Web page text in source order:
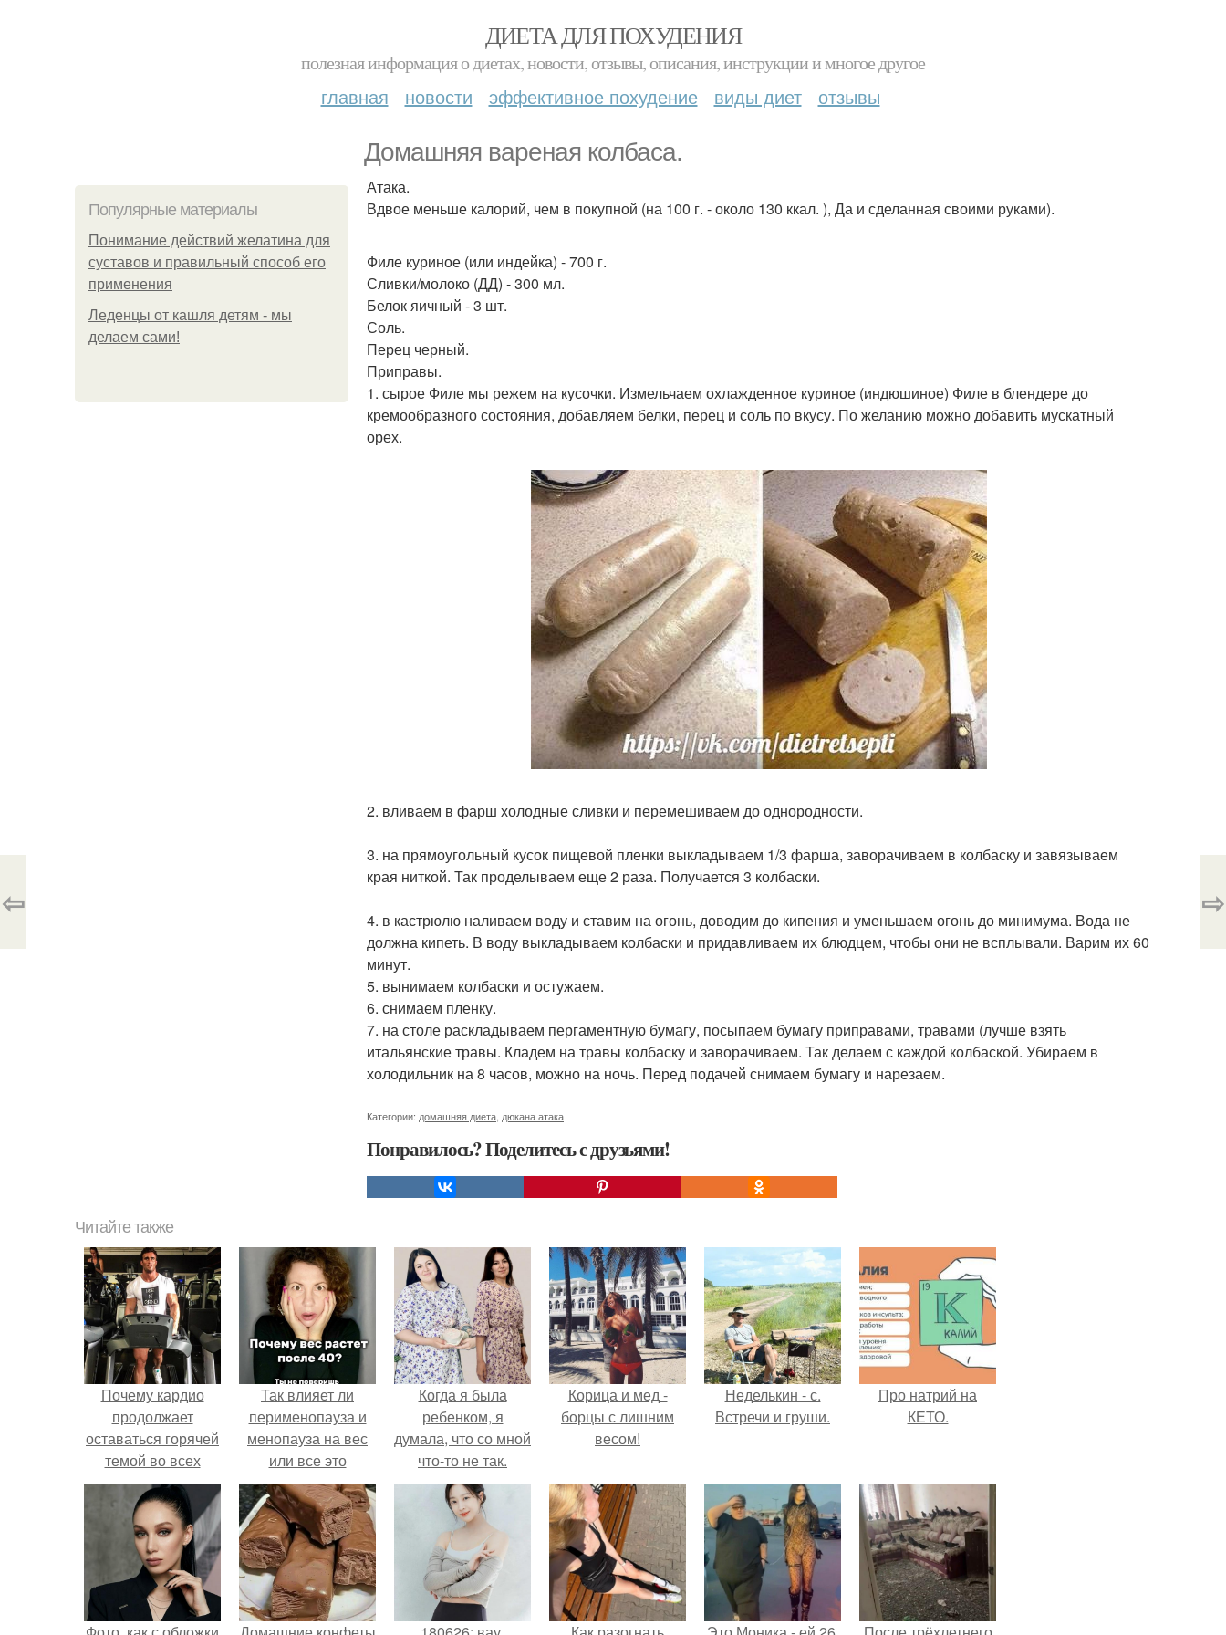
ДИЕТА ДЛЯ ПОХУДЕНИЯ
полезная информация о диетах, новости, отзывы, описания, инструкции и многое другое
главная новости эффективное похудение виды диет отзывы
Домашняя вареная колбаса.
Популярные материалы
Понимание действий желатина для
суставов и правильный способ его
применения
Леденцы от кашля детям - мы
делаем сами!
Атака.
Вдвое меньше калорий, чем в покупной (на 100 г. - около 130 ккал. ), Да и сделанная своими руками).
Филе куриное (или индейка) - 700 г.
Сливки/молоко (ДД) - 300 мл.
Белок яичный - 3 шт.
Соль.
Перец черный.
Приправы.
1. сырое Филе мы режем на кусочки. Измельчаем охлажденное куриное (индюшиное) Филе в блендере до
кремообразного состояния, добавляем белки, перец и соль по вкусу. По желанию можно добавить мускатный
орех.
2. вливаем в фарш холодные сливки и перемешиваем до однородности.
3. на прямоугольный кусок пищевой пленки выкладываем 1/3 фарша, заворачиваем в колбаску и завязываем
края ниткой. Так проделываем еще 2 раза. Получается 3 колбаски.
4. в кастрюлю наливаем воду и ставим на огонь, доводим до кипения и уменьшаем огонь до минимума. Вода не
должна кипеть. В воду выкладываем колбаски и придавливаем их блюдцем, чтобы они не всплывали. Варим их 60
минут.
5. вынимаем колбаски и остужаем.
6. снимаем пленку.
7. на столе раскладываем пергаментную бумагу, посыпаем бумагу приправами, травами (лучше взять
итальянские травы. Кладем на травы колбаску и заворачиваем. Так делаем с каждой колбаской. Убираем в
холодильник на 8 часов, можно на ночь. Перед подачей снимаем бумагу и нарезаем.
Категории: домашняя диета дюкана атака
Понравилось? Поделитесь с друзьями!
⇦ ⇨
Читайте также
Почему кардио
продолжает
оставаться горячей
темой во всех
дискуссиях,
посвященных
методам сжигания
жира?
Так влияет ли
перименопауза и
менопауза на вес
или все это
ерунда?
Когда я была
ребенком, я
думала, что со мной
что-то не так.
Корица и мед -
борцы с лишним
весом!
Неделькин - с.
Встречи и груши.
Про натрий на
КЕТО.